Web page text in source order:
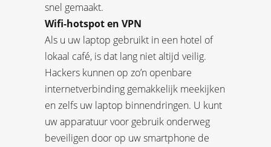
snel gemaakt.
Wifi-hotspot en VPN
Als u uw laptop gebruikt in een hotel of
lokaal café, is dat lang niet altijd veilig.
Hackers kunnen op zo’n openbare
internetverbinding gemakkelijk meekijken
en zelfs uw laptop binnendringen. U kunt
uw apparatuur voor gebruik onderweg
beveiligen door op uw smartphone de